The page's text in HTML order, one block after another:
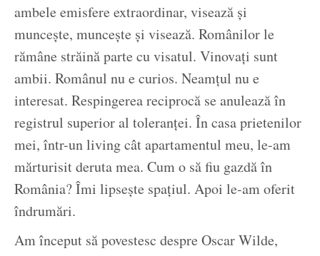
ambele emisfere extraordinar, visează și
muncește, muncește și visează. Românilor le
rămâne străină parte cu visatul. Vinovați sunt
ambii. Românul nu e curios. Neamțul nu e
interesat. Respingerea reciprocă se anulează în
registrul superior al toleranței. În casa prietenilor
mei, într-un living cât apartamentul meu, le-am
mărturisit deruta mea. Cum o să fiu gazdă în
România? Îmi lipsește spațiul. Apoi le-am oferit
îndrumări.
Am început să povestesc despre Oscar Wilde,